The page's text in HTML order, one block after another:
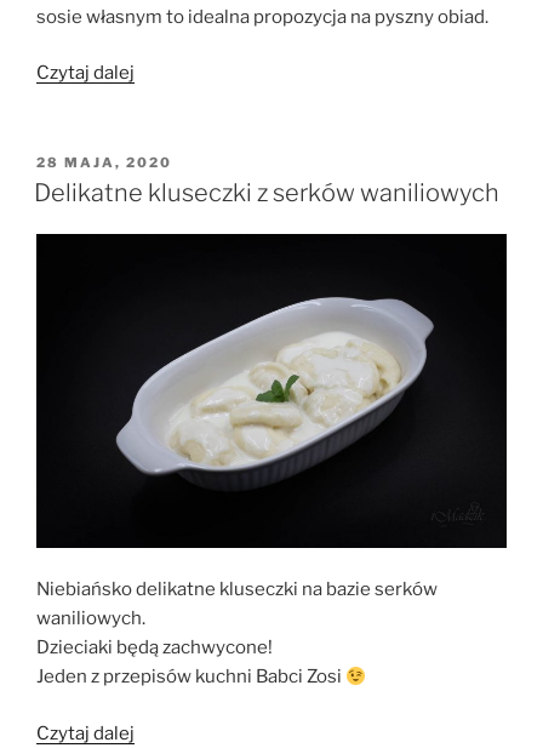
sosie własnym to idealna propozycja na pyszny obiad.
Czytaj dalej
własnym”
OPUBLIKOWANE
W
28 MAJA, 2020
Delikatne kluseczki z serków waniliowych
Niebiańsko delikatne kluseczki na bazie serków
waniliowych.
Dzieciaki będą zachwycone!
Jeden z przepisów kuchni Babci Zosi
Czytaj dalej